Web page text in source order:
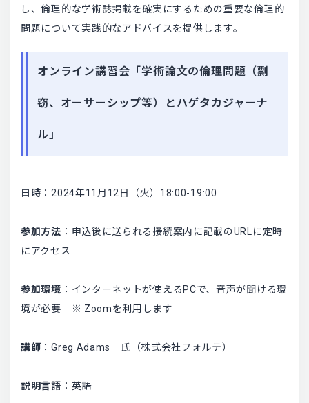
し、倫理的な学術誌掲載を確実にするための重要な倫理的
問題について実践的なアドバイスを提供します。
オンライン講習会「学術論文の倫理問題（剽
窃、オーサーシップ等）とハゲタカジャーナ
ル」
日時 ：2024年11月12日（火）18:00-19:00
参加方法 ：申込後に送られる接続案内に記載のURLに定時
にアクセス
参加環境 ：インターネットが使えるPCで、音声が聞ける環
境が必要 ※ Zoomを利用します
講師 ：Greg Adams 氏（株式会社フォルテ）
説明言語 ：英語